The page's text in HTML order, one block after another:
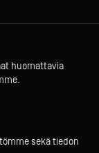
huomattavia
sekä tiedon